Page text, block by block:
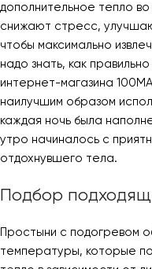
дополнительное тепло
снижают стресс,
чтобы максимально
надо знать, как
интернет-магазина
наилучшим образом
каждая ночь была
утро начиналось с
отдохнувшего тела.
Подбор
Простыни с подогревом
температуры, которые